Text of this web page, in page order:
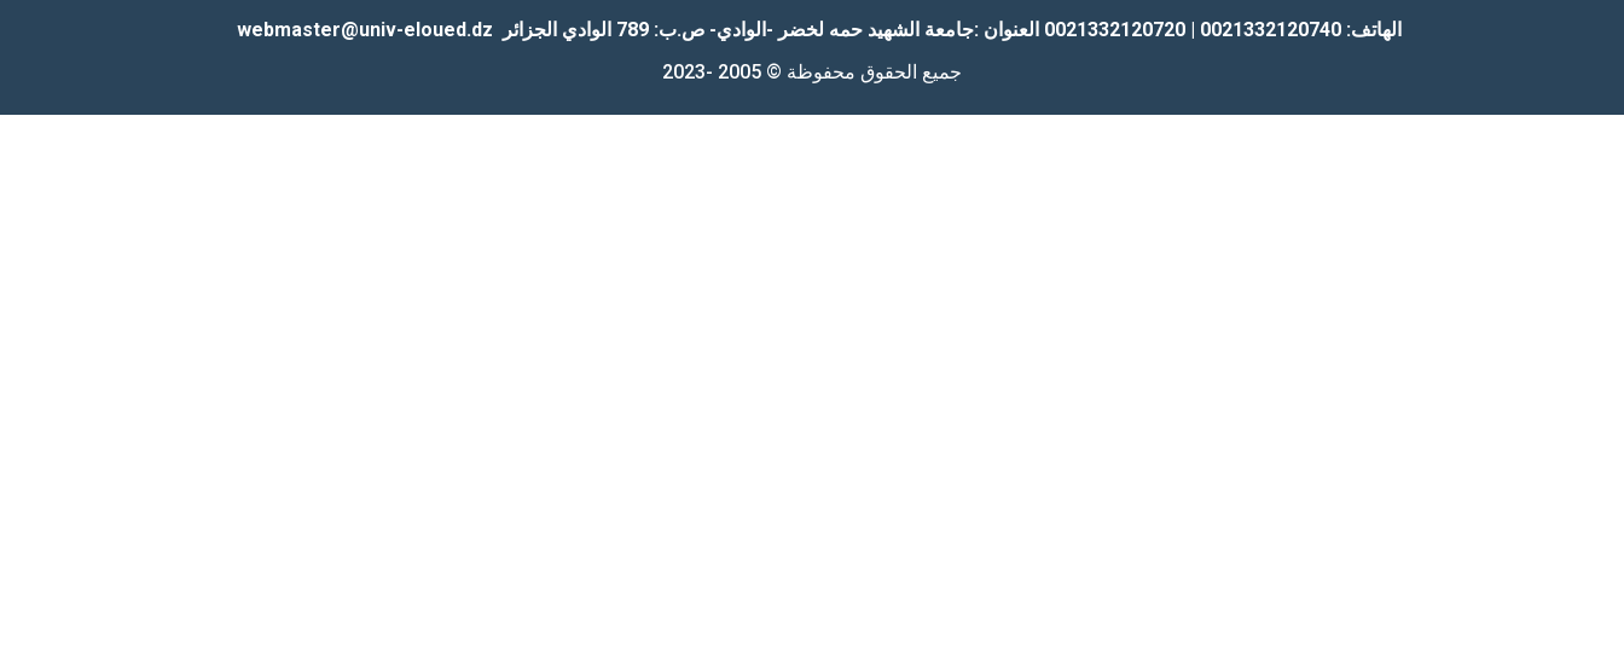
الهاتف: 0021332120740 | 0021332120720 العنوان :جامعة الشهيد حمه لخضر -الوادي- ص.ب: 789 الوادي الجزائر
webmaster@univ-eloued.dz
جميع الحقوق محفوظة © 2005 -2023